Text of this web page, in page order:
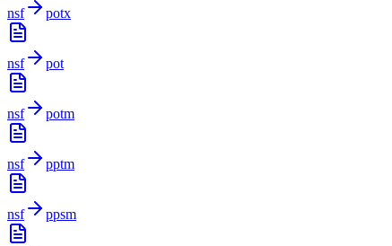
nsf potx
nsf pot
nsf potm
nsf pptm
nsf ppsm